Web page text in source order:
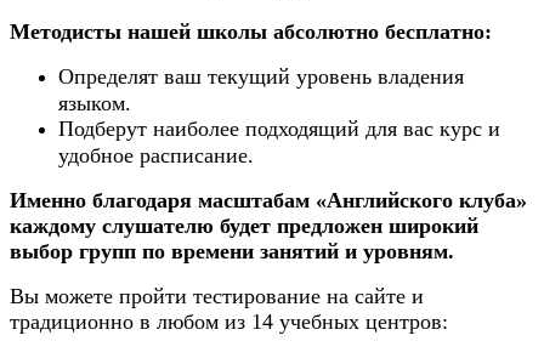
Методисты нашей школы абсолютно бесплатно:⠀
Определят ваш текущий уровень владения
языком.⠀
Подберут наиболее подходящий для вас курс и
удобное расписание.⠀
Именно благодаря масштабам «Английского клуба»
каждому слушателю будет предложен широкий
выбор групп по времени занятий и уровням.
Вы можете пройти тестирование на сайте и
традиционно в любом из 14 учебных центров: